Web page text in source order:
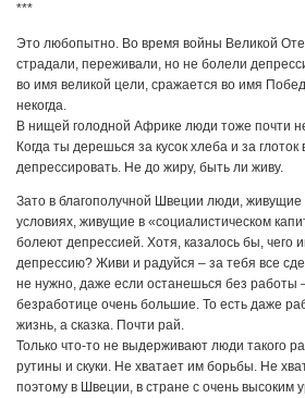
***
Это любопытно. Во время войны Великой
страдали, переживали, но не болели
во имя великой цели, сражается во имя
некогда.
В нищей голодной Африке люди тоже почти
Когда ты дерешься за кусок хлеба и за глоток
депрессировать. Не до жиру, быть ли живу.
Зато в благополучной Швеции люди,
условиях, живущие в «социалистическом
болеют депрессией. Хотя, казалось бы, чего
депрессию? Живи и радуйся – за тебя все
не нужно, даже если останешься без работы
безработице очень большие. То есть даже
жизнь, а сказка. Почти рай.
Только что-то не выдерживают люди такого
рутины и скуки. Не хватает им борьбы. Не
поэтому в Швеции, в стране с очень высоким